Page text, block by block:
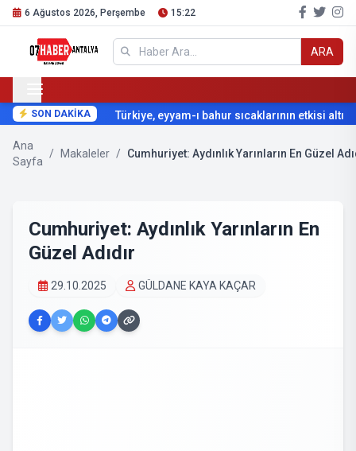
6 Ağustos 2026, Perşembe 15:22
ARA
SON DAKİKA Türkiye, eyyam-ı bahur sıcaklarının etkisi
Ana
Sayfa
/ Makaleler / Cumhuriyet: Aydınlık Yarınların En Güzel
Cumhuriyet: Aydınlık Yarınların En
Güzel Adıdır
29.10.2025 GÜLDANE KAYA KAÇAR